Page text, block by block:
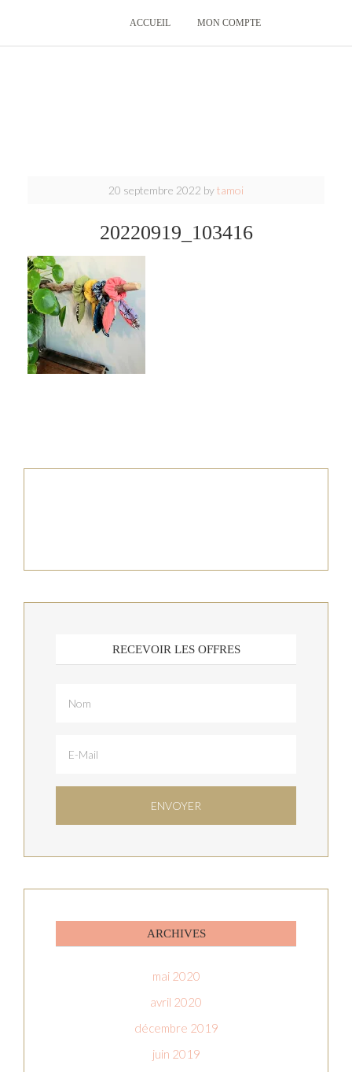
ACCUEIL MON COMPTE
20 septembre 2022 bytamoi
20220919_103416
RECEVOIR LES OFFRES
ARCHIVES
mai 2020
avril 2020
décembre 2019
juin 2019